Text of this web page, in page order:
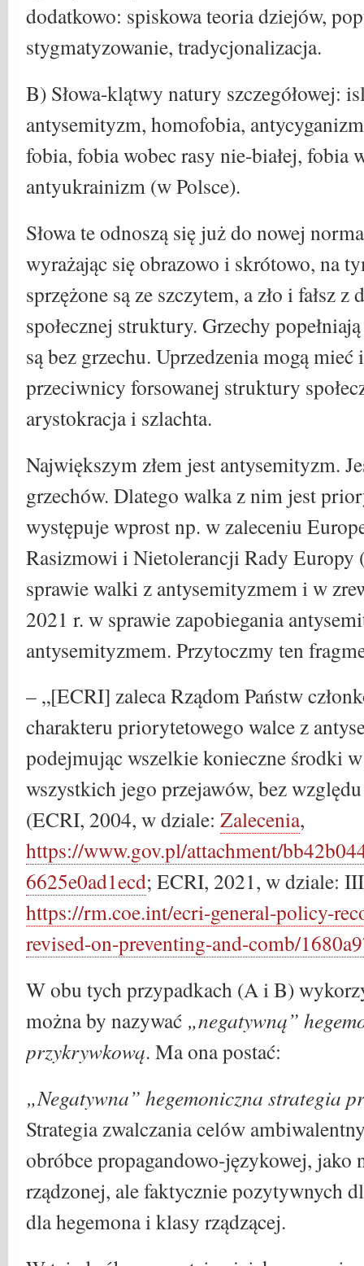
dodatkowo: spiskowa teoria dziejów,
stygmatyzowanie, tradycjonalizacja.
B) Słowa-klątwy natury szczegółowej:
antysemityzm, homofobia,
fobia, fobia wobec rasy nie-białej, fobia
antyukrainizm (w Polsce).
Słowa te odnoszą się już do nowej
wyrażając się obrazowo i skrótowo, na
sprzężone są ze szczytem, a zło i fałsz
społecznej struktury. Grzechy
są bez grzechu. Uprzedzenia mogą
przeciwnicy forsowanej struktury
arystokracja i szlachta.
Największym złem jest antysemityzm.
grzechów. Dlatego walka z nim jest
występuje wprost np. w zaleceniu
Rasizmowi i Nietolerancji Rady Europy
sprawie walki z antysemityzmem i w
2021 r. w sprawie zapobiegania
antysemityzmem. Przytoczmy ten
– „[ECRI] zaleca Rządom Państw
charakteru priorytetowego walce z
podejmując wszelkie konieczne środki
wszystkich jego przejawów, bez
(ECRI, 2004, w dziale: Zalecenia,
https://www.gov.pl/attachment/
6625e0ad1ecd; ECRI, 2021, w dziale:
https://rm.coe.int/ecri-general-policy-
revised-on-preventing-and-comb/
W obu tych przypadkach (A i B)
można by nazywać „negatywną”
przykrywkową. Ma ona postać:
„Negatywna” hegemoniczna strategia
Strategia zwalczania celów
obróbce propagandowo-językowej, jako
rządzonej, ale faktycznie pozytywnych
dla hegemona i klasy rządzącej.